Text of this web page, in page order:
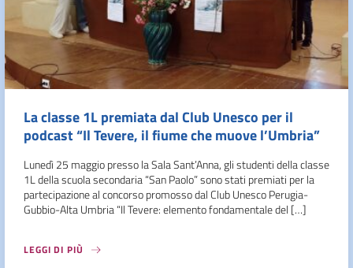
La classe 1L premiata dal Club Unesco per il
podcast “Il Tevere, il fiume che muove l’Umbria”
Lunedì 25 maggio presso la Sala Sant’Anna, gli studenti della classe
1L della scuola secondaria “San Paolo” sono stati premiati per la
partecipazione al concorso promosso dal Club Unesco Perugia-
Gubbio-Alta Umbria “Il Tevere: elemento fondamentale del […]
LEGGI DI PIÙ